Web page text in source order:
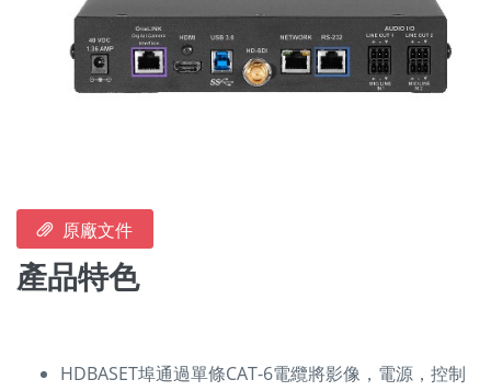
原廠文件
產品特色
HDBASET埠通過單條CAT-6電纜將影像，電源，控制